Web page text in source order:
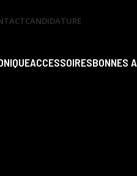
CANDIDATURE
ACCESSOIRESBONNES